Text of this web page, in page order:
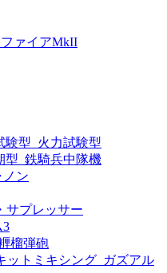
ファイアMkII
験型_火力試験型
型_鉄騎兵中隊機
ン
サプレッサー
3
榴弾砲
ットミキシング_ガズアル